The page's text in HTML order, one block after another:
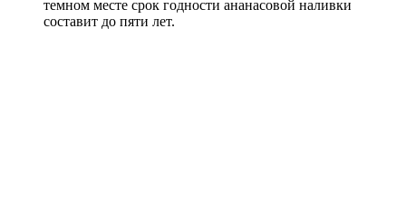
темном месте срок годности ананасовой наливки
составит до пяти лет.